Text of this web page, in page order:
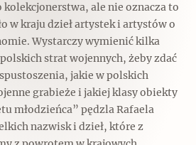
kolekcjonerstwa, ale nie oznacza to
w kraju dzieł artystek i artystów o
Wystarczy wymienić kilka
strat wojennych, żeby zdać
jakie w polskich
grabieże i jakiej klasy obiekty
młodzieńca” pędzla Rafaela
nazwisk i dzieł, które z